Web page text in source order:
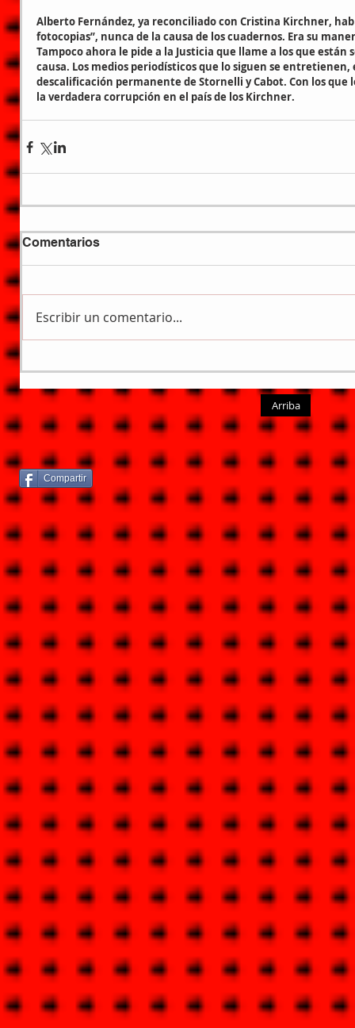
Alberto Fernández, ya reconciliado con Cristina Kirchner,
fotocopias”, nunca de la causa de los cuadernos. Era su
Tampoco ahora le pide a la Justicia que llame a los que
causa. Los medios periodísticos que lo siguen se
descalificación permanente de Stornelli y Cabot. Con los que
la verdadera corrupción en el país de los Kirchner.
Comentarios
Escribir un comentario...
Arriba
Compartir